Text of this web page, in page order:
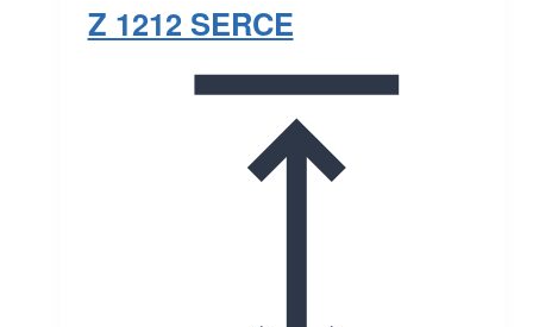
Z 1212 SERCE